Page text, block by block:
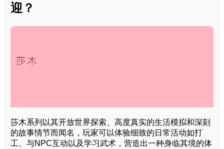
迎？
莎木系列以其开放世界探索、高度真实的生活模拟和深刻
的故事情节而闻名，玩家可以体验细致的日常活动如打
工、与NPC互动以及学习武术，营造出一种身临其境的体